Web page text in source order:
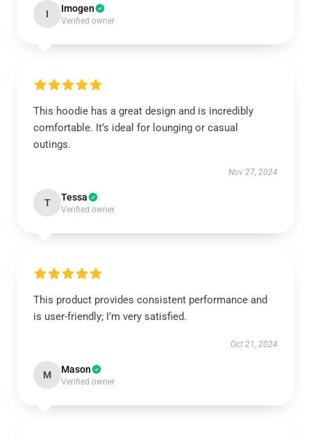
I Imogen
Verified owner
This hoodie has a great design and is incredibly
comfortable. It’s ideal for lounging or casual
outings.
Nov 27, 2024
T Tessa
Verified owner
This product provides consistent performance and
is user-friendly; I’m very satisfied.
Oct 21, 2024
M Mason
Verified owner